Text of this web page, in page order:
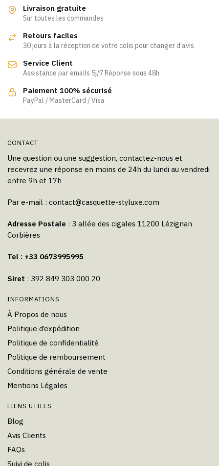
variations.
Les
peuvent
choisies
sur
la
page
Livraison gratuite
Sur toutes les commandes
Retours faciles
30 jours à la réception de votre colis pour changer d'avis
Service Client
Assistance par emails 5j/7 Réponse sous 48h
Paiement 100% sécurisé
PayPal / MasterCard / Visa
CONTACT
Une question ou une suggestion, contactez-nous et
recevrez une réponse en moins de 24h du lundi au vendredi
entre 9h et 17h
Par e-mail : contact@casquette-styluxe.com
Adresse Postale : 3 allée des cigales 11200 Lézignan
Corbières
Tel : +33 0673995995
Siret : 392 849 303 000 20
INFORMATIONS
À Propos de nous
Politique d’expédition
Politique de confidentialité
Politique de remboursement
Conditions générale de vente
Mentions Légales
LIENS UTILES
Blog
Avis Clients
FAQs
Suivi de colis